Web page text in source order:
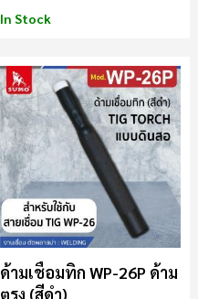
In Stock
ด้ามเชื่อมทิก WP-26P ด้าม
ตรง (สีดำ)